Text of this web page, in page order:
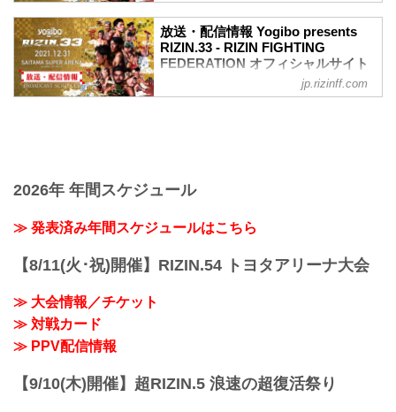
現状は必要ありません。
大会概要
名称
予定時間が前後することがありますので
会場
JR京浜東北線・JR上野東京ライン（宇都
宮線・高崎線）「さいたま新都心」駅か
放送・配信情報 Yogibo presents
RIZIN.33 - RIZIN FIGHTING
FEDERATION オフィシャルサイト
12月31日（金）さいたまスーパーアリー
試合リアルタイムで視聴しよう！
事前番組
日付 時間 放送・配信媒体 番組名・その
12/20（月） 20:30〜 RIZIN FF公式
jp.rizinff.com
2026年 年間スケジュール
≫ 発表済み年間スケジュールはこちら
【8/11(火･祝)開催】RIZIN.54 トヨタアリーナ大会
≫ 大会情報／チケット
≫ 対戦カード
≫ PPV配信情報
【9/10(木)開催】超RIZIN.5 浪速の超復活祭り